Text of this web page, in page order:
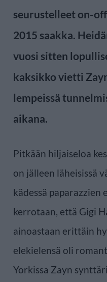
seurustelleet on-
2015 saakka.
vuosi sitten
kaksikko vietti
lempeissä
aikana.
Pitkään hiljaiseloa
on jälleen läheisissä
kädessä paparazzien
kerrotaan, että Gigi
ainoastaan erittäin
elekielensä oli
Yorkissa Zayn